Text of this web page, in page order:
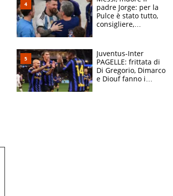
padre Jorge: per la
Pulce è stato tutto,
consigliere,
Juventus-Inter
PAGELLE: frittata di
Di Gregorio, Dimarco
e Diouf fanno i